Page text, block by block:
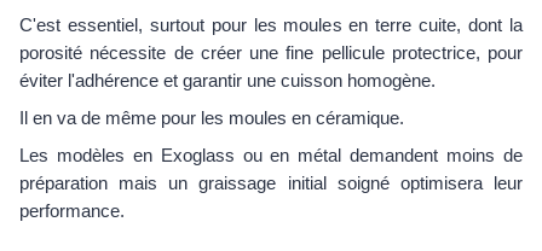
C'est essentiel, surtout pour les moules en terre cuite, dont la
porosité nécessite de créer une fine pellicule protectrice, pour
éviter l'adhérence et garantir une cuisson homogène.
Il en va de même pour les moules en céramique.
Les modèles en Exoglass ou en métal demandent moins de
préparation mais un graissage initial soigné optimisera leur
performance.